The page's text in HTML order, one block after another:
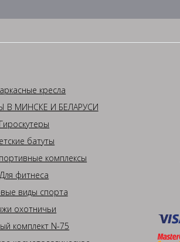
кресла
В МИНСКЕ И БЕЛАРУСИ
Гироскутеры
батуты
комплексы
Для фитнеса
виды спорта
охотничьи
комплект N-75